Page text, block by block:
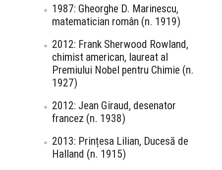
1987: Gheorghe D. Marinescu,
matematician român (n. 1919)
2012: Frank Sherwood Rowland,
chimist american, laureat al
Premiului Nobel pentru Chimie (n.
1927)
2012: Jean Giraud, desenator
francez (n. 1938)
2013: Prințesa Lilian, Ducesă de
Halland (n. 1915)